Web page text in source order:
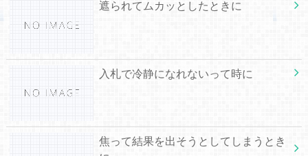
遮られてムカッとしたときに
入札で冷静になれないって時に
焦って結果を出そうとしてしまうとき